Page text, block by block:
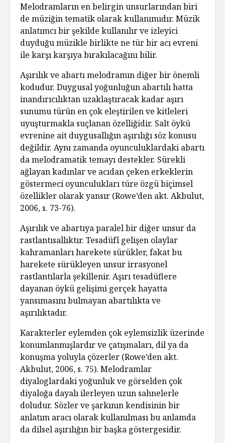
Melodramların en belirgin unsurlarından biri
de müziğin tematik olarak kullanımıdır. Müzik
anlatımcı bir şekilde kullanılır ve izleyici
duyduğu müzikle birlikte ne tür bir acı evreni
ile karşı karşıya bırakılacağını bilir.
Aşırılık ve abartı melodramın diğer bir önemli
kodudur. Duygusal yoğunluğun abartılı hatta
inandırıcılıktan uzaklaştıracak kadar aşırı
sunumu türün en çok eleştirilen ve kitleleri
uyuşturmakla suçlanan özelliğidir. Salt öykü
evrenine ait duygusallığın aşırılığı söz konusu
değildir. Aynı zamanda oyunculuklardaki abartı
da melodramatik temayı destekler. Sürekli
ağlayan kadınlar ve acıdan çeken erkeklerin
göstermeci oyunculukları türe özgü biçimsel
özellikler olarak yansır (Rowe’den akt. Akbulut,
2006, s. 73-76).
Aşırılık ve abartıya paralel bir diğer unsur da
rastlantısallıktır. Tesadüfî gelişen olaylar
kahramanları harekete sürükler, fakat bu
harekete sürükleyen unsur irrasyonel
rastlantılarla şekillenir. Aşırı tesadüflere
dayanan öykü gelişimi gerçek hayatta
yansımasını bulmayan abartılıkta ve
aşırılıktadır.
Karakterler eylemden çok eylemsizlik üzerinde
konumlanmışlardır ve çatışmaları, dil ya da
konuşma yoluyla çözerler (Rowe’den akt.
Akbulut, 2006, s. 75). Melodramlar
diyaloglardaki yoğunluk ve görselden çok
diyaloğa dayalı ilerleyen uzun sahnelerle
doludur. Sözler ve şarkının kendisinin bir
anlatım aracı olarak kullanılması bu anlamda
da dilsel aşırılığın bir başka göstergesidir.